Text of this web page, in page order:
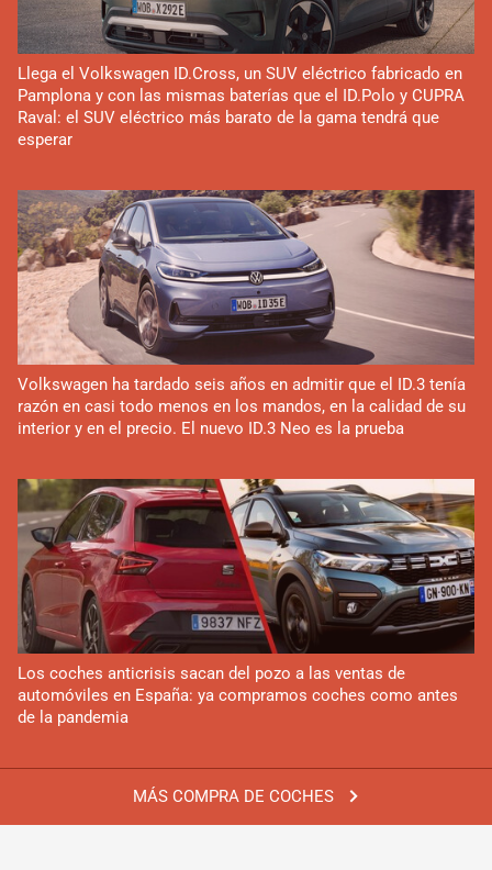
MÁS COMPRA DE COCHES
Llega el Volkswagen ID.Cross, un SUV eléctrico fabricado en
Pamplona y con las mismas baterías que el ID.Polo y CUPRA
Raval: el SUV eléctrico más barato de la gama tendrá que
esperar
Volkswagen ha tardado seis años en admitir que el ID.3 tenía
razón en casi todo menos en los mandos, en la calidad de su
interior y en el precio. El nuevo ID.3 Neo es la prueba
Los coches anticrisis sacan del pozo a las ventas de
automóviles en España: ya compramos coches como antes
de la pandemia